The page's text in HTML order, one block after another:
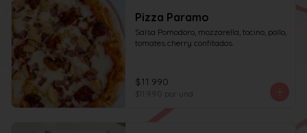
Pizza Paramo
Salsa Pomodoro, mozzarella, tocino, pollo,
tomates cherry confitados.
$11.990
$11.990 por und